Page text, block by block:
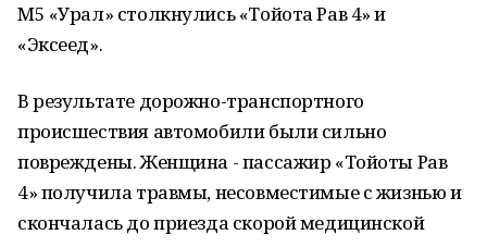
М5 «Урал» столкнулись «Тойота Рав 4» и
«Эксеед».
В результате дорожно-транспортного
происшествия автомобили были сильно
повреждены. Женщина - пассажир «Тойоты Рав
4» получила травмы, несовместимые с жизнью и
скончалась до приезда скорой медицинской